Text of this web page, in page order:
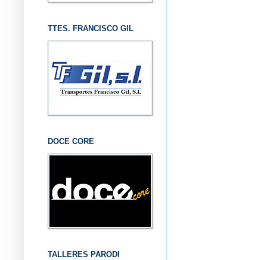
TTES. FRANCISCO GIL
DOCE CORE
TALLERES PARODI